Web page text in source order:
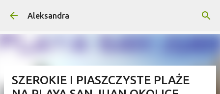
Przejdź do głównej zawartości
Aleksandra
SZEROKIE I PIASZCZYSTE PLAŻE